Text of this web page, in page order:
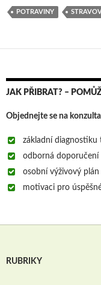
POTRAVINY
JAK PŘIBRAT? –
Objednejte se na
základní diagnostiku
odborná doporučení
osobní výživový plán
motivaci pro
RUBRIKY